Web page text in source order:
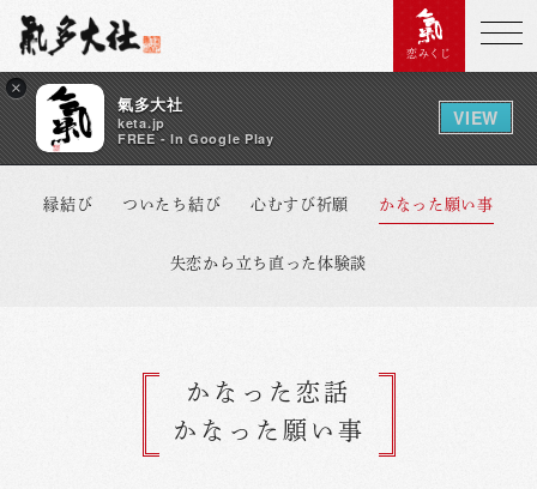
×
氣多大社
keta.jp
FREE - In Google Play
VIEW
恋みくじ
縁結び ついたち結び 心むすび祈願 かなった願い事
失恋から立ち直った体験談
かなった恋話
かなった願い事